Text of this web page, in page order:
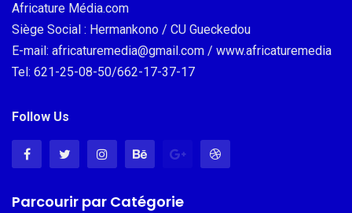
Africature Média.com
Siège Social : Hermankono / CU Gueckedou
E-mail: africaturemedia@gmail.com / www.africaturemedia
Tel: 621-25-08-50/662-17-37-17
Follow Us
Parcourir par Catégorie